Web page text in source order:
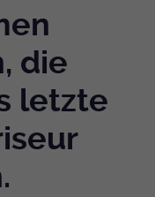
die
letzte